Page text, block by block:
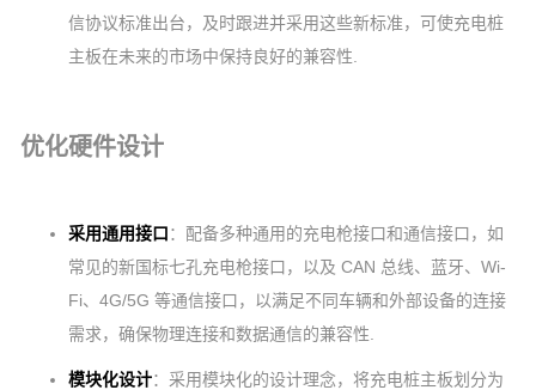
信协议标准出台，及时跟进并采用这些新标准，可使充电桩
主板在未来的市场中保持良好的兼容性.
优化硬件设计
采用通用接口：配备多种通用的充电枪接口和通信接口，如
常见的新国标七孔充电枪接口，以及 CAN 总线、蓝牙、Wi-
Fi、4G/5G 等通信接口，以满足不同车辆和外部设备的连接
需求，确保物理连接和数据通信的兼容性.
模块化设计：采用模块化的设计理念，将充电桩主板划分为